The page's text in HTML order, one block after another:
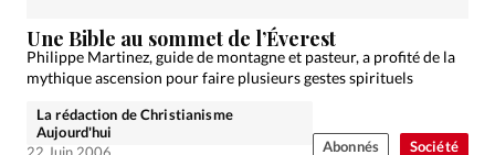
Société
Une Bible au sommet de l’Éverest
Philippe Martinez, guide de montagne et pasteur, a profité de la
mythique ascension pour faire plusieurs gestes spirituels
La rédaction de Christianisme
Aujourd'hui
22 Juin 2006
Abonnés